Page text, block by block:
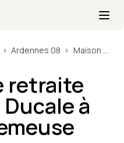
Ardennes 08 Maison de retraite Résidence Ducale à Villers-Semeuse
retraite
à